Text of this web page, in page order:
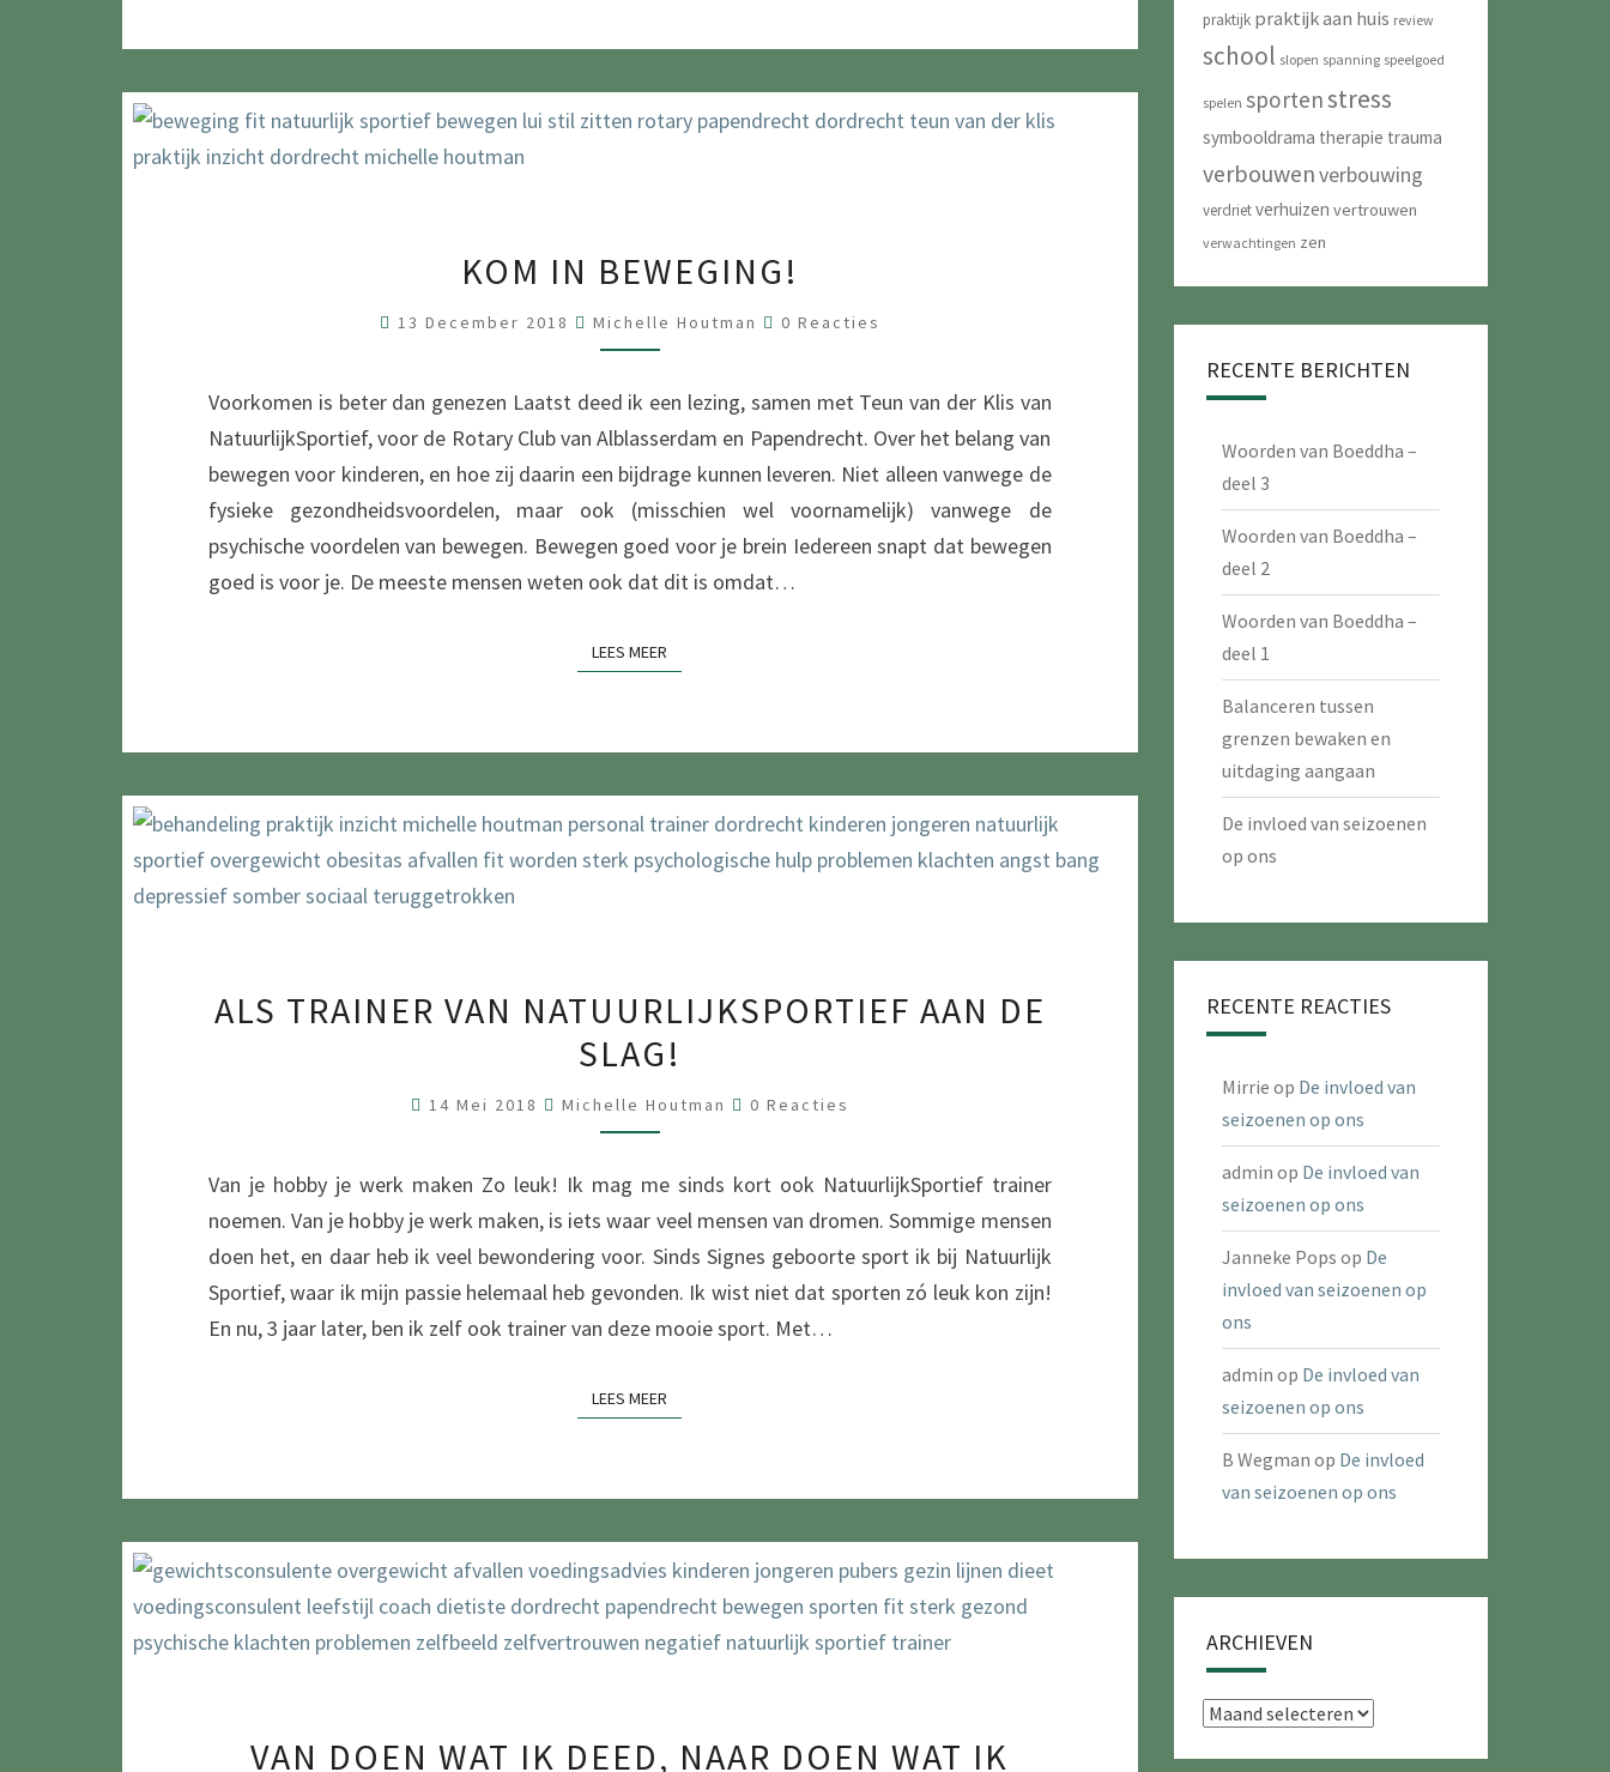
IN
BEWEGING!
KOM IN BEWEGING!
13 December 2018 Michelle Houtman Reacties
0 Reacties
Voorkomen is beter dan genezen Laatst deed ik een lezing, samen met Teun van der Klis van
NatuurlijkSportief, voor de Rotary Club van Alblasserdam en Papendrecht. Over het belang van
bewegen voor kinderen, en hoe zij daarin een bijdrage kunnen leveren. Niet alleen vanwege de
fysieke gezondheidsvoordelen, maar ook (misschien wel voornamelijk) vanwege de
psychische voordelen van bewegen. Bewegen goed voor je brein Iedereen snapt dat bewegen
goed is voor je. De meeste mensen weten ook dat dit is omdat…
LEES MEER
TRAINER
VAN
AAN
SLAG!
ALS TRAINER VAN NATUURLIJKSPORTIEF AAN DE
SLAG!
14 Mei 2018 Michelle Houtman Reacties
0 Reacties
Van je hobby je werk maken Zo leuk! Ik mag me sinds kort ook NatuurlijkSportief trainer
noemen. Van je hobby je werk maken, is iets waar veel mensen van dromen. Sommige mensen
doen het, en daar heb ik veel bewondering voor. Sinds Signes geboorte sport ik bij Natuurlijk
Sportief, waar ik mijn passie helemaal heb gevonden. Ik wist niet dat sporten zó leuk kon zijn!
En nu, 3 jaar later, ben ik zelf ook trainer van deze mooie sport. Met…
LEES MEER
DOEN
VAN DOEN WAT IK DEED, NAAR DOEN WAT IK
praktijk praktijk aan huis review
school slopen spanning speelgoed
spelen sportenstress
symbooldrama therapie trauma
verbouwenverbouwing
verdriet verhuizen vertrouwen
verwachtingen zen
RECENTE BERICHTEN
Woorden van Boeddha –
deel 3
Woorden van Boeddha –
deel 2
Woorden van Boeddha –
deel 1
Balanceren tussen
grenzen bewaken en
uitdaging aangaan
De invloed van seizoenen
op ons
RECENTE REACTIES
Mirrie op De invloed van
seizoenen op ons
admin op De invloed van
seizoenen op ons
Janneke Pops op De
invloed van seizoenen op
ons
admin op De invloed van
seizoenen op ons
B Wegman op De invloed
van seizoenen op ons
ARCHIEVEN
Archieven